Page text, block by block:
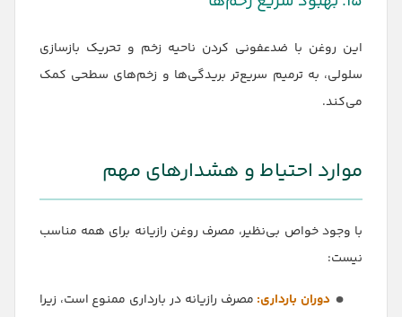
این روغن با ضدعفونی کردن ناحیه زخم و تحریک بازسازی
سلولی، به ترمیم سریع‌تر بریدگی‌ها و زخم‌های سطحی کمک
می‌کند.
موارد احتیاط و هشدارهای مهم
با وجود خواص بی‌نظیر، مصرف روغن رازیانه برای همه مناسب
نیست:
دوران بارداری: مصرف رازیانه در بارداری ممنوع است، زیرا